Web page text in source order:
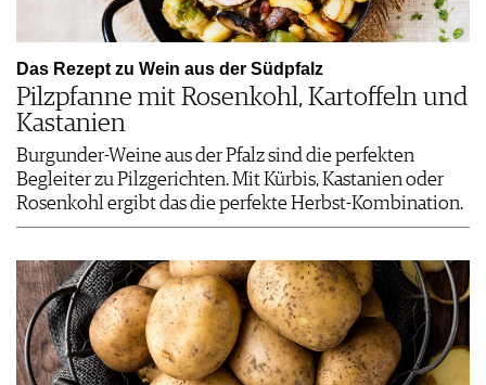
Das Rezept zu Wein aus der Südpfalz
Pilzpfanne mit Rosenkohl, Kartoffeln und
Kastanien
Burgunder-Weine aus der Pfalz sind die perfekten
Begleiter zu Pilzgerichten. Mit Kürbis, Kastanien oder
Rosenkohl ergibt das die perfekte Herbst-Kombination.